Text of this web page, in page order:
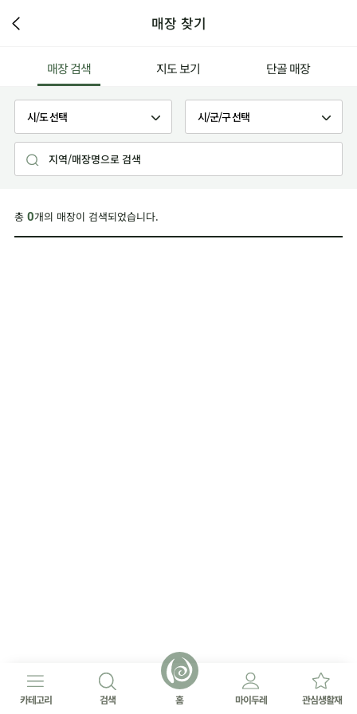
매장 찾기
매장 검색 지도 보기 단골 매장
총 0개의 매장이 검색되었습니다.
카테고리 검색 홈 마이두레 관심생활재